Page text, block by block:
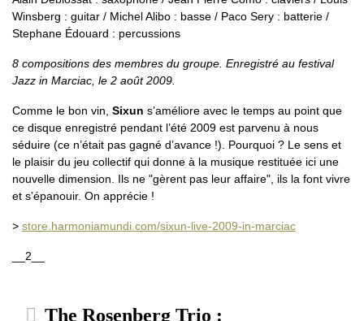
Winsberg : guitar / Michel Alibo : basse / Paco Sery : batterie /
Stephane Édouard : percussions
8 compositions des membres du groupe. Enregistré au festival
Jazz in Marciac, le 2 août 2009.
Comme le bon vin, Sixun s’améliore avec le temps au point que
ce disque enregistré pendant l’été 2009 est parvenu à nous
séduire (ce n’était pas gagné d’avance !). Pourquoi ? Le sens et
le plaisir du jeu collectif qui donne à la musique restituée ici une
nouvelle dimension. Ils ne "gèrent pas leur affaire", ils la font vivre
et s’épanouir. On apprécie !
> store.harmoniamundi.com/sixun-live-2009-in-marciac
__2__
The Rosenberg Trio :